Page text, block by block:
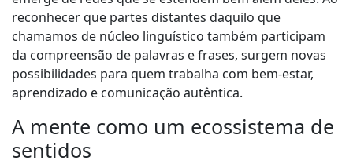
reconhecer que partes distantes daquilo que
chamamos de núcleo linguístico também participam
da compreensão de palavras e frases, surgem novas
possibilidades para quem trabalha com bem-estar,
aprendizado e comunicação autêntica.
A mente como um ecossistema de
sentidos